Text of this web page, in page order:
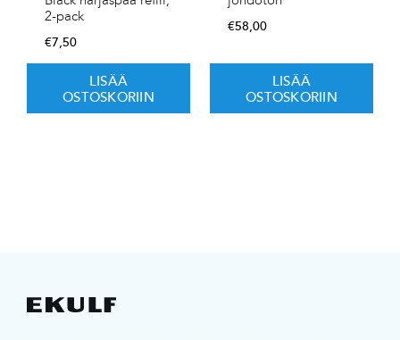
2-pack
€7,50
LISÄÄ
OSTOSKORIIN
€58,00
LISÄÄ
OSTOSKORIIN